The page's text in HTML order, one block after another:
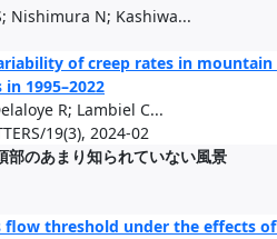
Nishimura N; Kashiwa...
of creep rates in
1995–2022
R; Lambiel C...
19(3), 2024-02
のあまり知られていない風景
flow threshold under the effects